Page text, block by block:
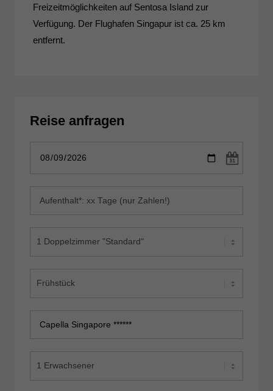
Freizeitmöglichkeiten auf Sentosa Island zur
Verfügung. Der Flughafen Singapur ist ca. 25 km
entfernt.
Reise anfragen